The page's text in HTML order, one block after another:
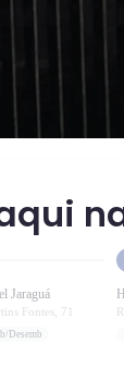
Jaraguá
Fontes, 71
Desemb